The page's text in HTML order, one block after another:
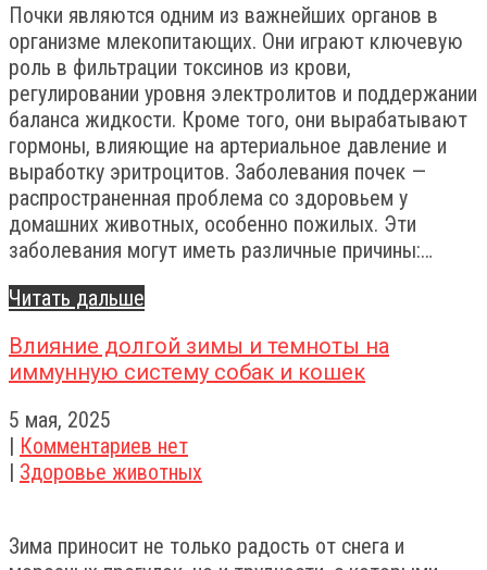
Почки являются одним из важнейших органов в
организме млекопитающих. Они играют ключевую
роль в фильтрации токсинов из крови,
регулировании уровня электролитов и поддержании
баланса жидкости. Кроме того, они вырабатывают
гормоны, влияющие на артериальное давление и
выработку эритроцитов. Заболевания почек —
распространенная проблема со здоровьем у
домашних животных, особенно пожилых. Эти
заболевания могут иметь различные причины:…
Читать дальше
Влияние долгой зимы и темноты на
иммунную систему собак и кошек
5 мая, 2025
| Комментариев нет
| Здоровье животных
Зима приносит не только радость от снега и